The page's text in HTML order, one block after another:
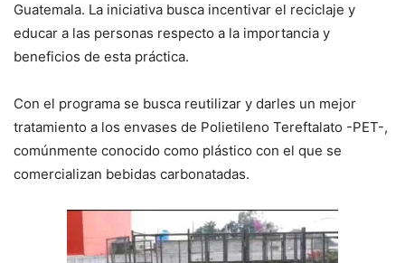
Guatemala. La iniciativa busca incentivar el reciclaje y
educar a las personas respecto a la importancia y
beneficios de esta práctica.
Con el programa se busca reutilizar y darles un mejor
tratamiento a los envases de Polietileno Tereftalato -PET-,
comúnmente conocido como plástico con el que se
comercializan bebidas carbonatadas.